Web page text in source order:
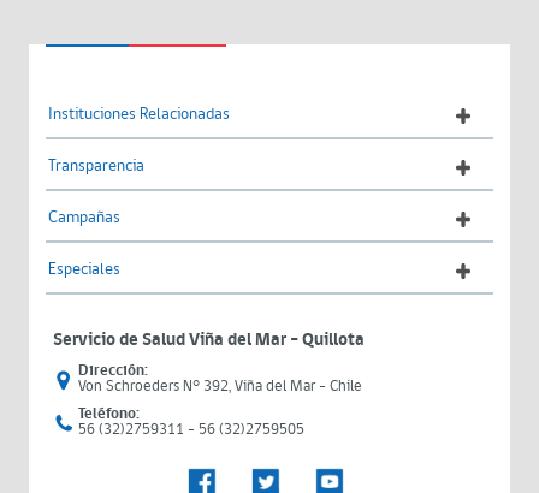
Instituciones Relacionadas
Transparencia
Campañas
Especiales
Servicio de Salud Viña del Mar – Quillota
Dirección:
Von Schroeders N° 392, Viña del Mar - Chile
Teléfono:
56 (32)2759311 - 56 (32)2759505